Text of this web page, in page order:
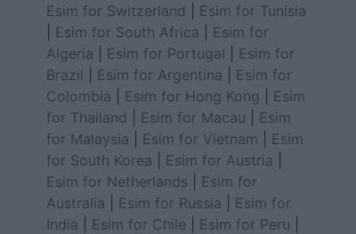
Esim for Switzerland
Esim for Tunisia
Esim for South Africa
Esim for
Algeria
Esim for Portugal
Esim for
Brazil
Esim for Argentina
Esim for
Colombia
Esim for Hong Kong
Esim
for Thailand
Esim for Macau
Esim
for Malaysia
Esim for Vietnam
Esim
for South Korea
Esim for Austria
Esim for Netherlands
Esim for
Australia
Esim for Russia
Esim for
India
Esim for Chile Esim for Peru